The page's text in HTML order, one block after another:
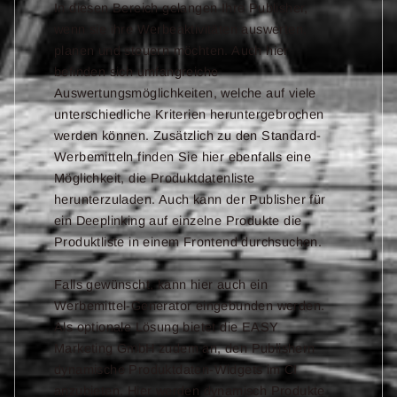
In diesen Bereich gelangen Ihre Publisher,
wenn sie ihre Werbeaktivitäten auswerten,
planen und steuern möchten. Auch hier
befinden sich umfangreiche
Auswertungsmöglichkeiten, welche auf viele
unterschiedliche Kriterien heruntergebrochen
werden können. Zusätzlich zu den Standard-
Werbemitteln finden Sie hier ebenfalls eine
Möglichkeit, die Produktdatenliste
herunterzuladen. Auch kann der Publisher für
ein Deeplinking auf einzelne Produkte die
Produktliste in einem Frontend durchsuchen.
Falls gewünscht, kann hier auch ein
Werbemittel-Generator eingebunden werden.
Als optionale Lösung bietet die EASY
Marketing GmbH zudem an, den Publishern
dynamische Produktdaten-Widgets im CI
anzubieten. Hier werden dynamisch Produkte